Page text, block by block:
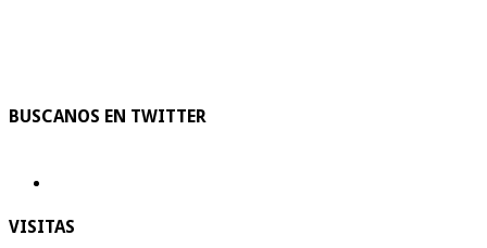
BUSCANOS EN TWITTER
VISITAS